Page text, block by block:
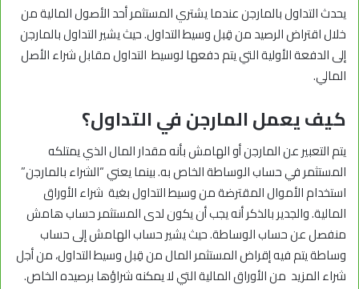
يحدث التداول بالمارجن عندما يشتري المستثمر أحد الأصول المالية من
خلال اقتراض الرصيد من قِبل وسيط التداول. حيث يشير التداول بالمارجن
إلى الدفعة الأولية التي يتم دفعها لوسيط التداول مقابل شراء الأصل
المالي.
كيف يعمل المارجن في التداول؟
يتم التعبير عن المارجن أو الهامش بأنه مقدار المال الذي يمتلكه
المستثمر في حساب الوساطة الخاص به. بينما يعني “الشراء بالمارجن”
استخدام الأموال المقترضة من وسيط التداول بغية شراء الأوراق
المالية. والجدير بالذكر أنه يجب أن يكون لدى المستثمر حساب هامش
منفصل عن حساب الوساطة. حيث يشير حساب الهامش إلى حساب
وساطة يتم فيه إقراض المستثمر المال من قِبل وسيط التداول، من أجل
شراء المزيد من الأوراق المالية التي لا يمكنه شراؤها برصيده الخاص.